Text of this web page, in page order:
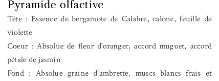
Pyramide olfactive
Tête : Essence de bergamote de Calabre, calone, feuille de
violette
Coeur : Absolue de fleur d’oranger, accord muguet, accord
pétale de jasmin
Fond : Absolue graine d’ambrette, muscs blancs frais et